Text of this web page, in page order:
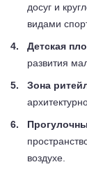
досуг и
видами
Детская
развития
Зона
воздухе.